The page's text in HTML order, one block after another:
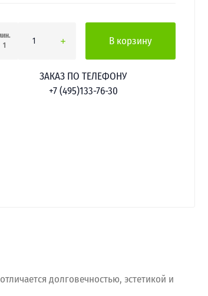
1
В корзину
ЗАКАЗ ПО ТЕЛЕФОНУ
+7 (495)133-76-30
долговечностью, эстетикой и